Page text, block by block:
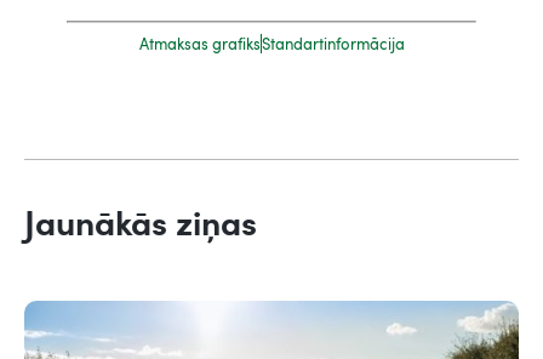
Atmaksas grafiksStandartinformācija
Jaunākās ziņas